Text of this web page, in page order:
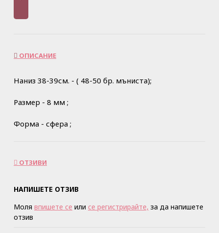
ОПИСАНИЕ
Наниз 38-39см. - ( 48-50 бр. мъниста);
Размер - 8 мм ;
Форма - сфера ;
ОТЗИВИ
НАПИШЕТЕ ОТЗИВ
Моля впишете се или се регистрирайте, за да напишете
отзив